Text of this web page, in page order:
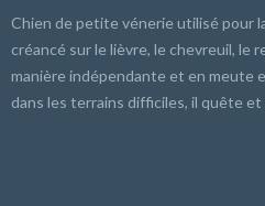
Chien de petite vénerie utilisé pour
créancé sur le lièvre, le chevreuil, le
manière indépendante et en meute
dans les terrains difficiles, il quête